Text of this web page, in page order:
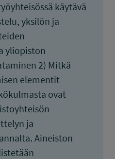
käytävä
yksilön ja
yliopiston
2) Mitkä
elementit
ovat
ja
Aineiston